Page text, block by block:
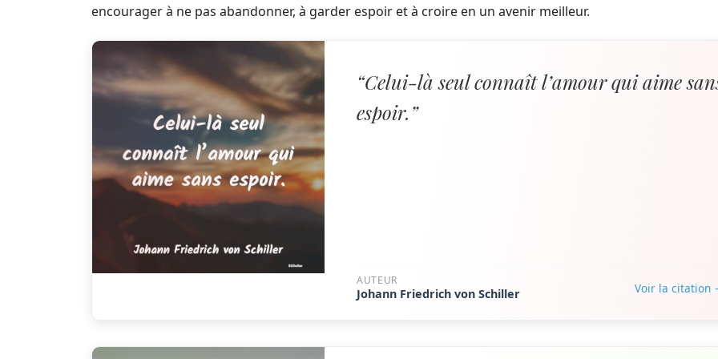
encourager à ne pas abandonner, à garder espoir et à croire en un avenir meilleur.
“Celui-là seul connaît l’amour qui aime
espoir.”
AUTEUR
Johann Friedrich von Schiller Voir la citation